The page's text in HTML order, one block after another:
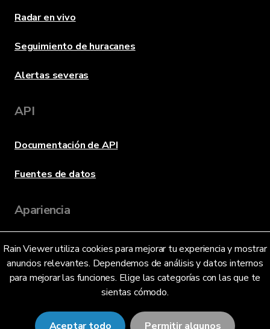
Rain Viewer utiliza cookies para mejorar tu experiencia y mostrar
anuncios relevantes. Dependemos de análisis y datos internos
para mejorar las funciones. Elige las categorías con las que te
sientas cómodo.
Aceptar todo Permitir algunos
Radar en vivo
Seguimiento de huracanes
Alertas severas
API
Documentación de API
Fuentes de datos
Apariencia
Idioma
Español (México) (MX)